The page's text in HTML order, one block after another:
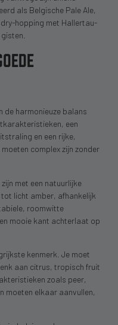
als Belgische Pale Ale,
hopping met Hallertau-
de harmonieuze balans
een
en een rijke,
complex zijn zonder
met een natuurlijke
licht amber, afhankelijk
roomwitte
mooie kant achterlaat op
kenmerk. Je moet
aan citrus, tropisch fruit
zoals peer,
moeten elkaar aanvullen,